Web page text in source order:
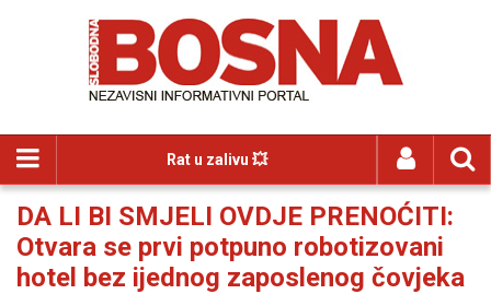
Rat u zalivu 💥
DA LI BI SMJELI OVDJE PRENOĆITI:
Otvara se prvi potpuno robotizovani
hotel bez ijednog zaposlenog čovjeka